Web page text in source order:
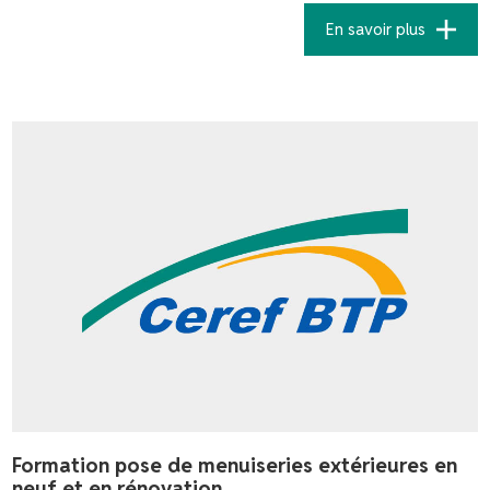
En savoir plus
Formation pose de menuiseries extérieures en